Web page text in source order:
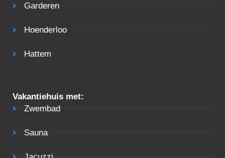
Garderen
Hoenderloo
Hattem
Vakantiehuis met:
Zwembad
Sauna